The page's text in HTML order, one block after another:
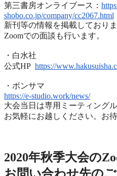
第三書房オンライブース：
shobo.co.jp/company/cc2067.html
新刊等の情報を掲載しており
Zoomでの面談も行います。
・白水社
公式HP https://www.hakusuisha.
・ボンサマ
https://e-studio.work/news/
大会当日は専用ミーティング
お気軽にお越しください。お
2020年秋季大会の